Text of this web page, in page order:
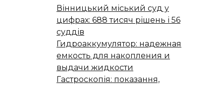
Вінницький міський суд у
цифрах: 688 тисяч рішень і 56
суддів
Гидроаккумулятор: надежная
емкость для накопления и
выдачи жидкости
Гастроскопія: показання,